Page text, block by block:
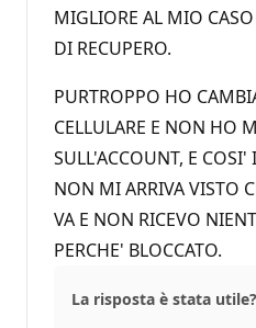
MIGLIORE AL MIO
DI RECUPERO.
PURTROPPO HO
CELLULARE E NON HO
SULL'ACCOUNT, E
NON MI ARRIVA VISTO
VA E NON RICEVO
PERCHE' BLOCCATO.
La risposta è stata utile?